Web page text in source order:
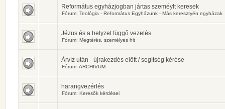
Református egyházjogban jártas szeméylt keresek
Fórum: Teológia - Református Egyházunk - Más keresztyén egyházak
Jézus és a helyzet függő vezetés
Fórum: Megtérés, személyes hit
Árvíz után - újrakezdés előtt / segítség kérése
Fórum: ARCHIVUM
harangvezérlés
Fórum: Keresők kérdései